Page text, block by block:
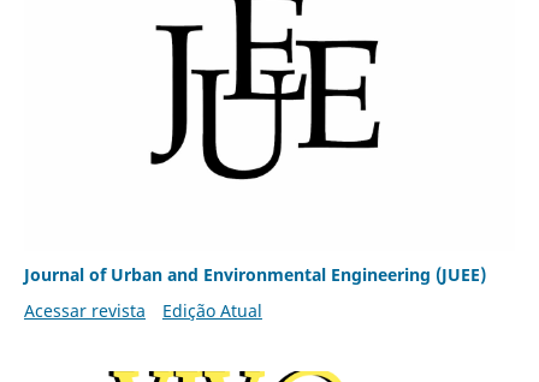
Journal of Urban and Environmental Engineering (JUEE)
Acessar revista
Edição Atual